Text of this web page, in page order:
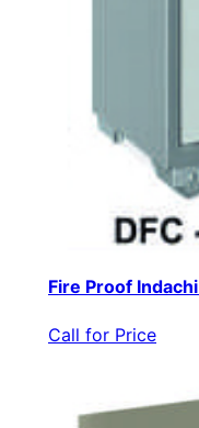
Fire Proof
Call for Price